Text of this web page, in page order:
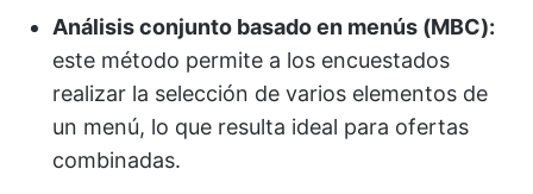
Análisis conjunto basado en menús (MBC):
este método permite a los encuestados
realizar la selección de varios elementos de
un menú, lo que resulta ideal para ofertas
combinadas.